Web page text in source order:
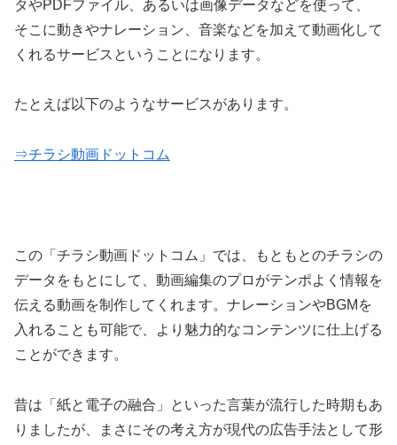
タやPDFファイル、あるいは画像データなどを使って、
そこに動きやナレーション、音楽などを加えて動画化して
くれるサービスということになります。
たとえば以下のようなサービスがあります。
⇒チラシ動画ドットコム
この「チラシ動画ドットコム」では、もともとのチラシの
データをもとにして、動画編集のプロがテンポよく情報を
伝える動画を制作してくれます。ナレーションやBGMを
入れることも可能で、より魅力的なコンテンツに仕上げる
ことができます。
昔は「紙と電子の融合」といった言葉が流行した時期もあ
りましたが、まさにその考え方が現代の広告手法として形